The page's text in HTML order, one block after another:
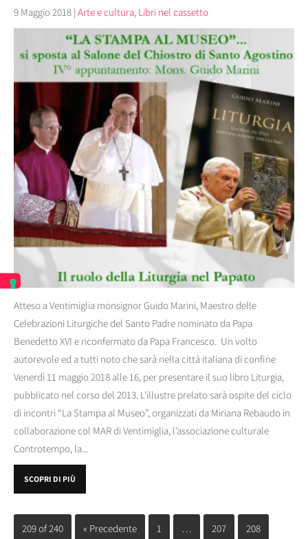
9 Maggio 2018 | Arte e cultura, Libri nel cassetto
Atteso a Ventimiglia monsignor Guido Marini, Maestro delle
Celebrazioni Liturgiche del Santo Padre nominato da Papa
Benedetto XVI e riconfermato da Papa Francesco. Un volto
autorevole ed a tutti noto che sarà nella città italiana di confine
Venerdì 11 maggio 2018 alle 16, per presentare il suo libro Liturgia,
pubblicato nel corso del 2013. L'illustre prelato sarà ospite del ciclo
di incontri “La Stampa al Museo”, organizzati da Miriana Rebaudo in
collaborazione col MAR di Ventimiglia, l’associazione culturale
Controtempo, la...
SCOPRI DI PIÙ
209 of 240 « Precedente 1 … 207 208